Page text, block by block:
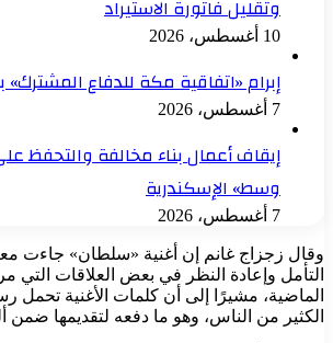
وتقليل فاتورة الاستيراد
10 أغسطس، 2026
إبرام «اتفاقية مكة للدفاع المشترك» بين 3 دول
7 أغسطس، 2026
إيقاف أعمال بناء مخالفة والتحفظ
وسط» الإسكندرية
7 أغسطس، 2026
وقال زجزاج غانم إن أغنية «سلطان» جاءت
التأمل وإعادة النظر في بعض العلاقات التي
الماضية، مشيرًا إلى أن كلمات الأغنية تحمل
الكثير من الناس، وهو ما دفعه لتقديمها ضمن